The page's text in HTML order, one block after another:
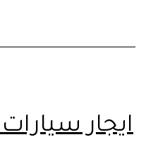
ايجار